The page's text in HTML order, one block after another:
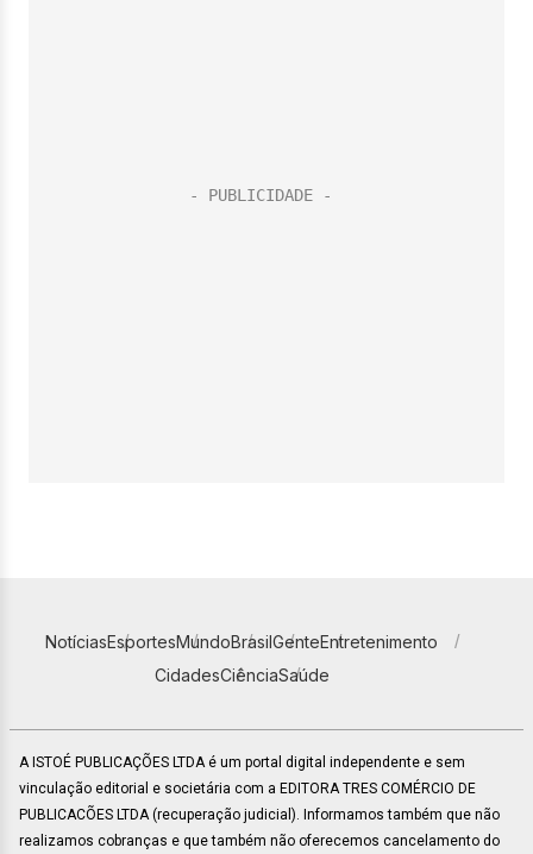
NotíciasEsportesMundoBrasilGenteEntretenimento
CidadesCiênciaSaúde
A ISTOÉ PUBLICAÇÕES LTDA é um portal digital independente e sem
vinculação editorial e societária com a EDITORA TRES COMÉRCIO DE
PUBLICACÕES LTDA (recuperação judicial). Informamos também que não
realizamos cobranças e que também não oferecemos cancelamento do